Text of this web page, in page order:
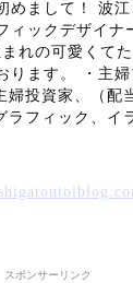
めまして！ 波江
ィックデザイナ
れの可愛くて
ります。 ・主
婦投資家、（配
ラフィック、イ
スポンサーリンク